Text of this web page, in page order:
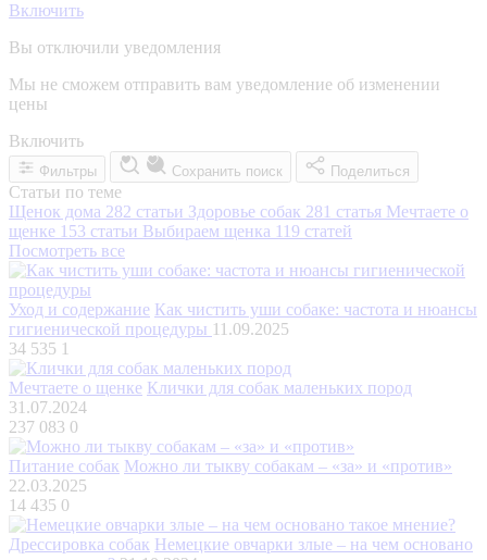
Включить
Вы отключили уведомления
Мы не сможем отправить вам уведомление об изменении
цены
Включить
Фильтры Сохранить поиск Поделиться
Статьи по теме
Щенок дома 282 статьи Здоровье собак 281 статья Мечтаете о
щенке 153 статьи Выбираем щенка 119 статей
Посмотреть все
Уход и содержание Как чистить уши собаке: частота и нюансы
гигиенической процедуры 11.09.2025
34 535 1
Мечтаете о щенке Клички для собак маленьких пород
31.07.2024
237 083 0
Питание собак Можно ли тыкву собакам – «за» и «против»
22.03.2025
14 435 0
Дрессировка собак Немецкие овчарки злые – на чем основано